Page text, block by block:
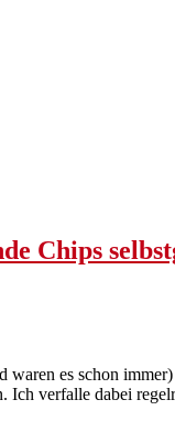
Chips
waren es schon
Ich verfalle dabei